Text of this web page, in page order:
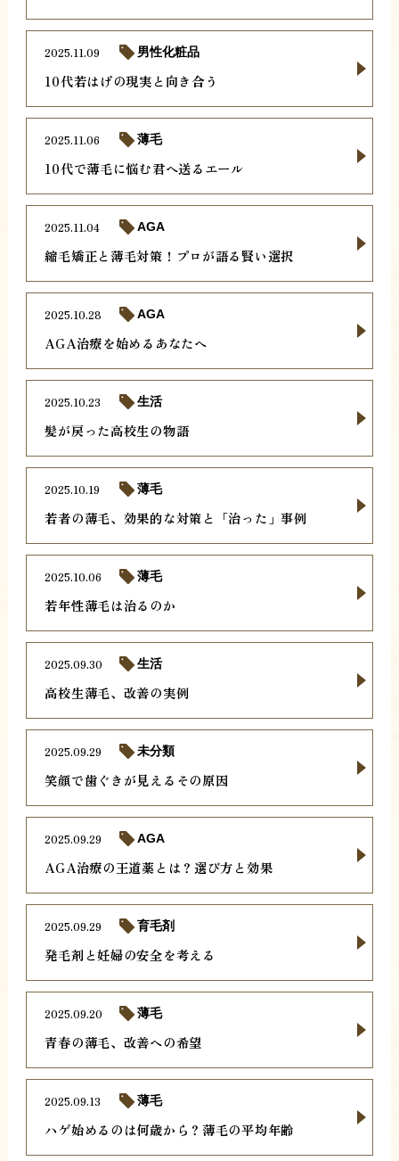
10代若はげの現実と向き合う
2025.11.09 男性化粧品
10代で薄毛に悩む君へ送るエール
2025.11.06 薄毛
縮毛矯正と薄毛対策！プロが語る賢い選択
2025.11.04 AGA
AGA治療を始めるあなたへ
2025.10.28 AGA
髪が戻った高校生の物語
2025.10.23 生活
若者の薄毛、効果的な対策と「治った」事例
2025.10.19 薄毛
若年性薄毛は治るのか
2025.10.06 薄毛
高校生薄毛、改善の実例
2025.09.30 生活
笑顔で歯ぐきが見えるその原因
2025.09.29 未分類
AGA治療の王道薬とは？選び方と効果
2025.09.29 AGA
発毛剤と妊婦の安全を考える
2025.09.29 育毛剤
青春の薄毛、改善への希望
2025.09.20 薄毛
ハゲ始めるのは何歳から？薄毛の平均年齢
2025.09.13 薄毛